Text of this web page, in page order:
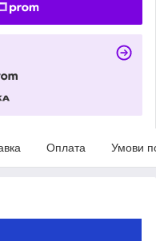
Оплата Умови